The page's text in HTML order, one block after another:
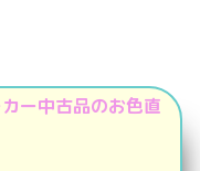
ー中古品のお色直